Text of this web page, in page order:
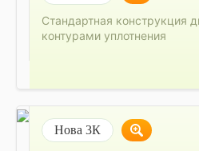
Стандартная конструкция
контурами уплотнения
Нова 3К